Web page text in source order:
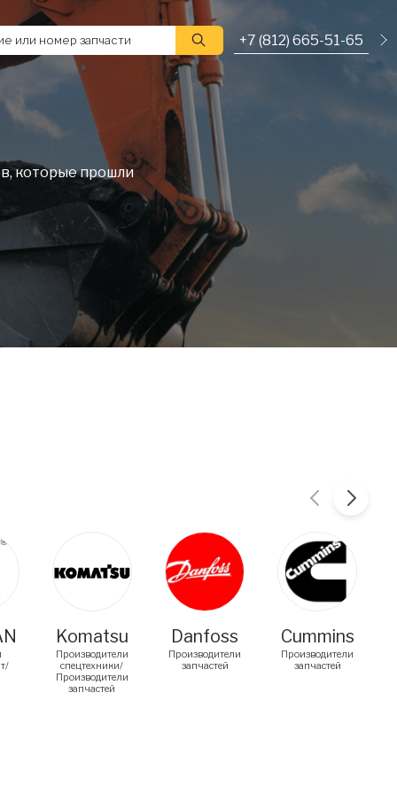
или номер запчасти +7 (812) 665-51-65
которые прошли
Komatsu
Производители
спецтехники/
Производители
запчастей
Danfoss
Производители
запчастей
Cummins
Производители
запчастей